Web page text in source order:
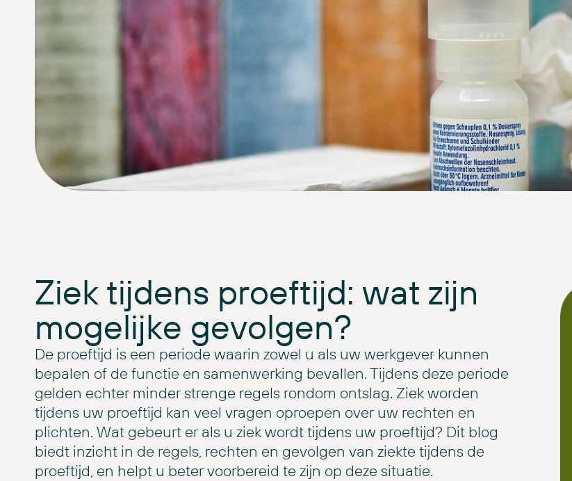
Ziek tijdens proeftijd: wat zijn
mogelijke gevolgen?
De proeftijd is een periode waarin zowel u als uw werkgever kunnen
bepalen of de functie en samenwerking bevallen. Tijdens deze periode
gelden echter minder strenge regels rondom ontslag. Ziek worden
tijdens uw proeftijd kan veel vragen oproepen over uw rechten en
plichten. Wat gebeurt er als u ziek wordt tijdens uw proeftijd? Dit blog
biedt inzicht in de regels, rechten en gevolgen van ziekte tijdens de
proeftijd, en helpt u beter voorbereid te zijn op deze situatie.